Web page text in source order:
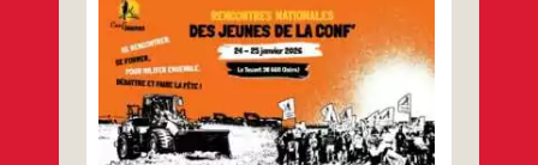
Dans le cadre des rencontres des jeunes de
la confédération paysanne, les 24 et 25
janvier, l’après-midi sera consacrée à un
temps pour la Palestine. Kamel et Sarah
interviendront sur Gaza, la Cisjordanie sera
présente par les comptes-rendus de
cueilleurs d’olives lors de la dernière récolte.
…